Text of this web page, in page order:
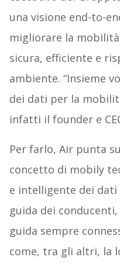
una visione end-to-
migliorare la
sicura, efficiente e
ambiente. “Insieme
dei dati per la
infatti il founder e
Per farlo, Air punta
concetto di mobily
e intelligente dei
guida dei
guida sempre
come, tra gli altri, la